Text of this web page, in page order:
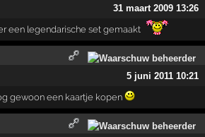
31 maart 2009 13:26
een legendarische set gemaakt
5 juni 2011 10:21
gewoon een kaartje kopen